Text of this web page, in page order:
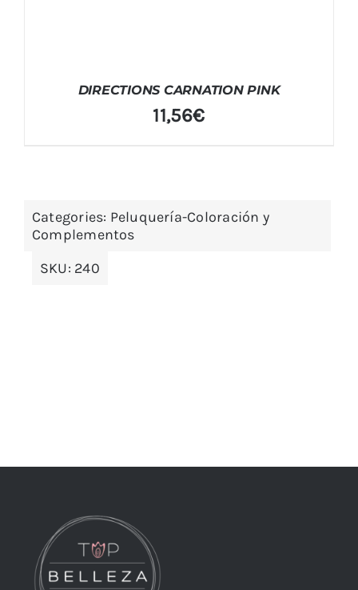
DIRECTIONS CARNATION PINK
11,56€
Categories: Peluquería-Coloración y
Complementos
SKU: 240